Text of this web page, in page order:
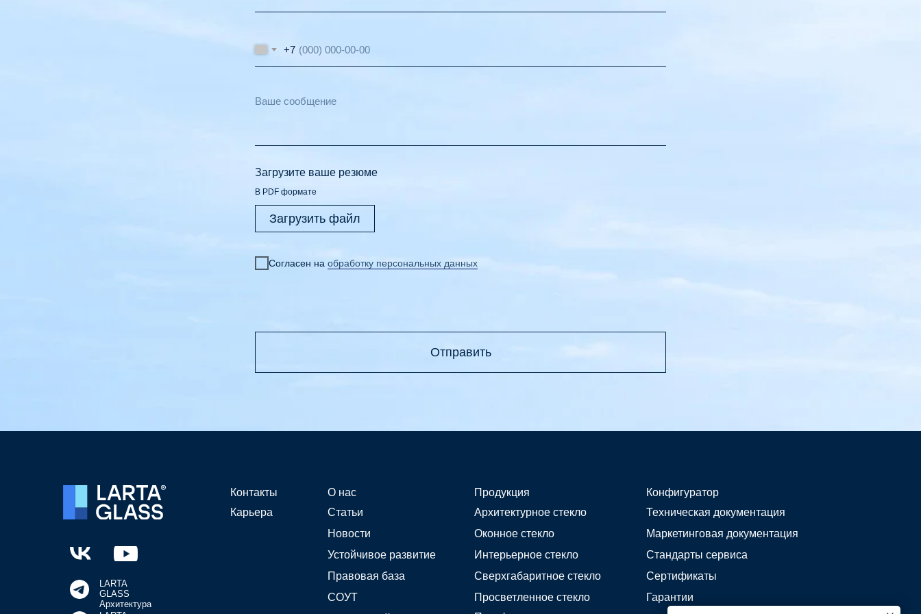
+7
Загрузите ваше резюме
В PDF формате
Загрузить файл
Согласен на обработку персональных данных
Отправить
Техническая документация
Маркетинговая документация
Контакты
Новости
Статьи Архитектурное стекло
Продукция
Сертификаты
Гарантии
Устойчивое развитие
Конфигуратор
Правовая база
СОУТ
Карьера
Оконное стекло
Интерьерное стекло
Просветленное стекло
Сверхгабаритное стекло
О нас
Стандарты сервиса
LARTA
GLASS
Архитектура